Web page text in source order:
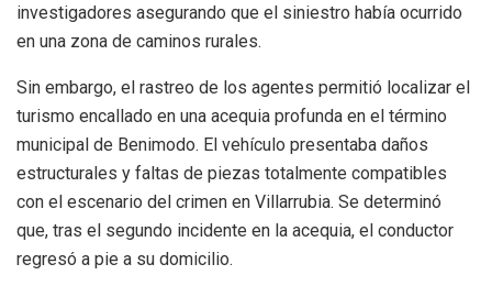
investigadores asegurando que el siniestro había ocurrido
en una zona de caminos rurales.
Sin embargo, el rastreo de los agentes permitió localizar el
turismo encallado en una acequia profunda en el término
municipal de Benimodo. El vehículo presentaba daños
estructurales y faltas de piezas totalmente compatibles
con el escenario del crimen en Villarrubia. Se determinó
que, tras el segundo incidente en la acequia, el conductor
regresó a pie a su domicilio.